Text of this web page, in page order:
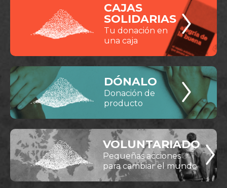
CAJAS
SOLIDARIAS
Tu donación en
una caja
DÓNALO
Donación de
producto
VOLUNTARIADO
Pequeñas acciones
para cambiar el mundo